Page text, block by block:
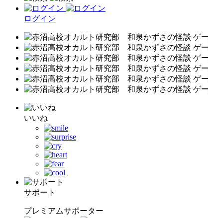
ログイン
いいね
サポート
プレミアムサポーター